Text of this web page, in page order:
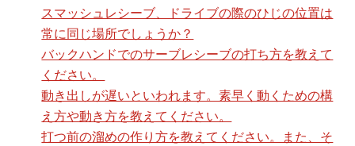
スマッシュレシーブ、ドライブの際のひじの位置は
常に同じ場所でしょうか？
バックハンドでのサーブレシーブの打ち方を教えて
ください。
動き出しが遅いといわれます。素早く動くための構
え方や動き方を教えてください。
打つ前の溜めの作り方を教えてください。また、そ